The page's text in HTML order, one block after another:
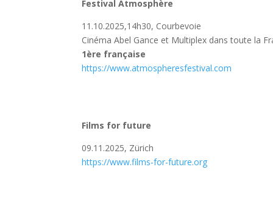
Festival Atmosphère
11.10.2025,14h30, Courbevoie
Cinéma Abel Gance et Multiplex dans toute la
1ère française
https://www.atmospheresfestival.com
Films for future
09.11.2025, Zürich
https://www.films-for-future.org